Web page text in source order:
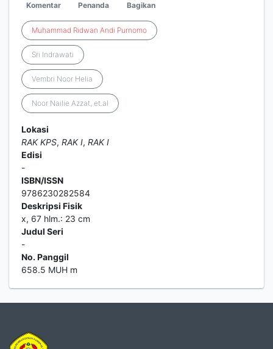
Komentar Penanda Bagikan
Muhammad Ridwan Andi Purnomo
Sri Indrawati
Vembri Noor Helia
Noor Nailie Azzat, et.al
Lokasi
RAK KPS, RAK I, RAK I
Edisi
-
ISBN/ISSN
9786230282584
Deskripsi Fisik
x, 67 hlm.: 23 cm
Judul Seri
-
No. Panggil
658.5 MUH m